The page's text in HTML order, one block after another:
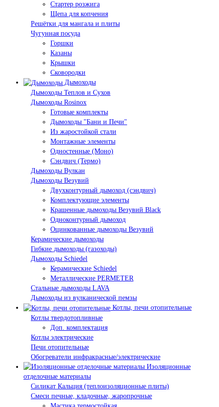
Стартер розжига
Щепа для копчения
Решётки для мангала и плиты
Чугунная посуда
Горшки
Казаны
Крышки
Сковородки
Дымоходы
Дымоходы Теплов и Сухов
Дымоходы Rosinox
Готовые комплекты
Дымоходы "Бани и Печи"
Из жаростойкой стали
Монтажные элементы
Одностенные (Моно)
Сэндвич (Термо)
Дымоходы Вулкан
Дымоходы Везувий
Двухконтурный дымоход (сэндвич)
Комплектующие элементы
Крашенные дымоходы Везувий Black
Одноконтурный дымоход
Оцинкованные дымоходы Везувий
Керамические дымоходы
Гибкие дымоходы (газоходы)
Дымоходы Schiedel
Керамические Schiedel
Металлические PERMETER
Стальные дымоходы LAVA
Дымоходы из вулканической пемзы
Котлы, печи отопительные
Котлы твердотопливные
Доп. комплектация
Котлы электрические
Печи отопительные
Обогреватели инфракрасные/электрические
Изоляционные
отделочные материалы
Силикат Кальция (теплоизоляционные плиты)
Смеси печные, кладочные, жаропрочные